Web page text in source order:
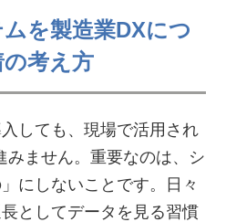
を製造業DXにつ
考え方
しても、現場で活用され
みません。重要なのは、シ
にしないことです。日々
としてデータを見る習慣